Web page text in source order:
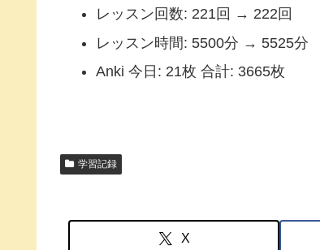
レッスン回数: 221回 → 222回
レッスン時間: 5500分 → 5525分
Anki 今日: 21枚 合計: 3665枚
学習記録
X